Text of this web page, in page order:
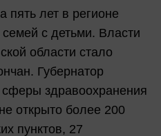
пять лет в регионе
с детьми. Власти
области стало
Губернатор
здравоохранения
открыто более 200
пунктов, 27